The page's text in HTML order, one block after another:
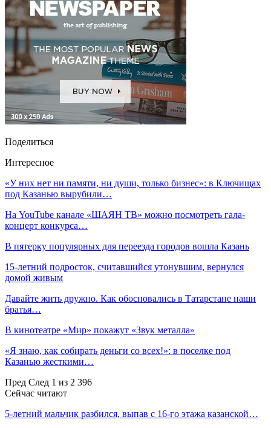
Поделиться
Интересное
«У них нет ни памяти, ни души, только бизнес»: в Ключищах
под Казанью вырубили…
На YouTube канале «ШАЯН ТВ» можно посмотреть гала-
концерт конкурса…
В пятерку популярных для переезда городов вошла Казань
15-летний подросток, считавшийся утонувшим, вернулся
домой живым
Давайте жить дружно. Как обосновались в Татарстане наши
братья…
В кинотеатре «Мир» покажут «Звук металла»
«Я знаю, как собирать деньги со всех!»: в поселке под
Казанью жесткими…
Пред След 1 из 2 396
Сейчас читают
5-летний мальчик разбился, выпав с 16-го этажа казанской…